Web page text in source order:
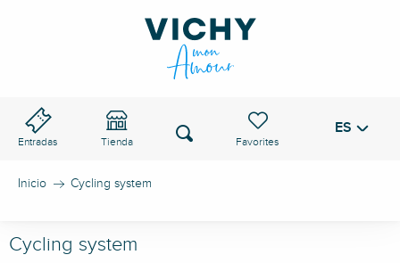
Entradas Tienda
Voir les favoris
Buscar ES
Inicio Cycling system
Cycling system